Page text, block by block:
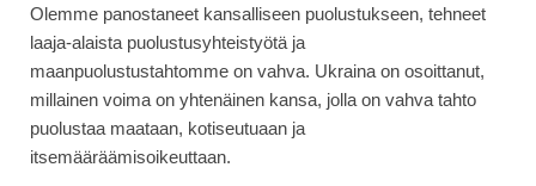
Olemme panostaneet kansalliseen puolustukseen, tehneet
laaja-alaista puolustusyhteistyötä ja
maanpuolustustahtomme on vahva. Ukraina on osoittanut,
millainen voima on yhtenäinen kansa, jolla on vahva tahto
puolustaa maataan, kotiseutuaan ja
itsemääräämisoikeuttaan.